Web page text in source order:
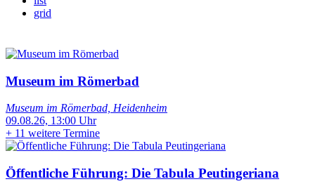
grid
Museum im Römerbad
Museum im Römerbad, Heidenheim
09.08.26, 13:00 Uhr
+ 11 weitere Termine
Öffentliche Führung: Die Tabula Peutingeriana